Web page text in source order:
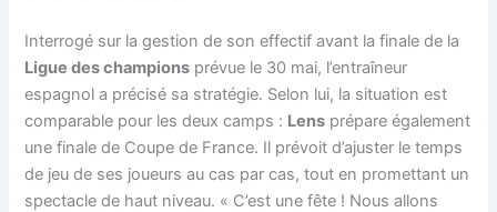
Interrogé sur la gestion de son effectif avant la finale de la
Ligue des champions prévue le 30 mai, l’entraîneur
espagnol a précisé sa stratégie. Selon lui, la situation est
comparable pour les deux camps : Lens prépare également
une finale de Coupe de France. Il prévoit d’ajuster le temps
de jeu de ses joueurs au cas par cas, tout en promettant un
spectacle de haut niveau. « C’est une fête ! Nous allons